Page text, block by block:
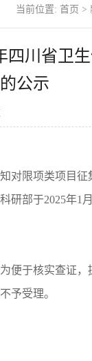
当前位置: 首页 >
四川省卫
公示
对限项类项目
研部于2025年1
便于核实查证，
予受理。